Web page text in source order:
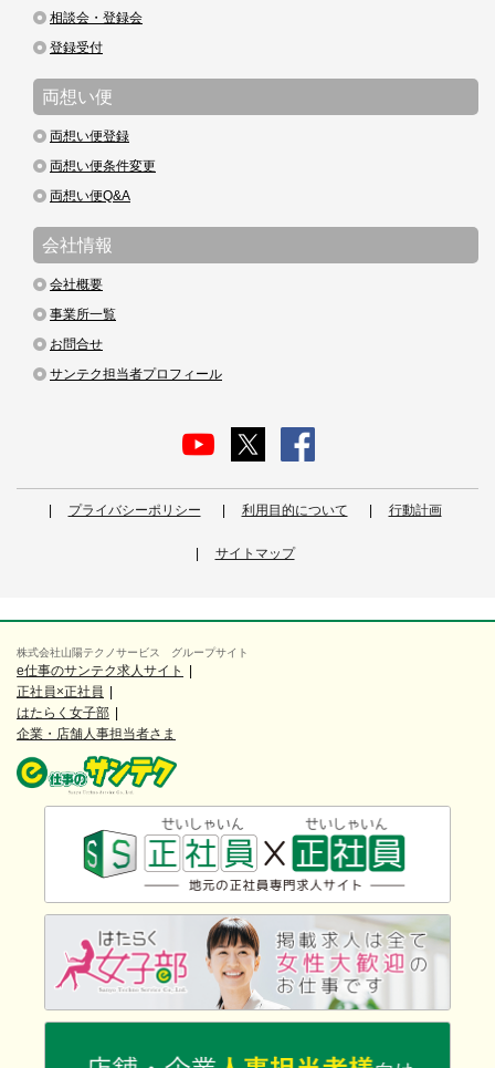
相談会・登録会
登録受付
両想い便
両想い便登録
両想い便条件変更
両想い便Q&A
会社情報
会社概要
事業所一覧
お問合せ
サンテク担当者プロフィール
プライバシーポリシー 利用目的について 行動計画
サイトマップ
株式会社山陽テクノサービス グループサイト
e仕事のサンテク求人サイト
正社員×正社員
はたらく女子部
企業・店舗人事担当者さま